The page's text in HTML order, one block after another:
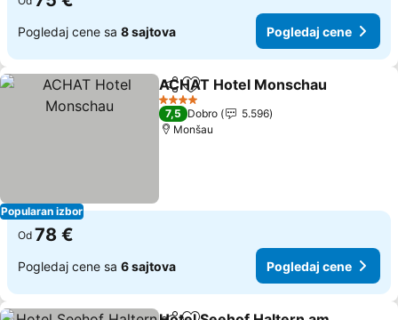
Pogledaj cene sa 8 sajtova Pogledaj cene
Popularan izbor
Deli Dodati u favorite
ACHAT Hotel Monschau
4 Zvezdice
7,5 Dobro
5.596
Monšau
Od 78 €
Pogledaj cene sa 6 sajtova Pogledaj cene